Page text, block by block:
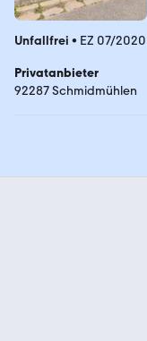
Unfallfrei • EZ 07/2020
Privatanbieter
92287 Schmidmühlen